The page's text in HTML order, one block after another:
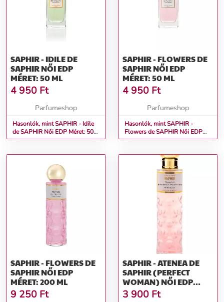
SAPHIR - IDILE DE
SAPHIR NŐI EDP
MÉRET: 50 ML
4 950 Ft
Parfumeshop
Hasonlók, mint SAPHIR - Idile
de SAPHIR Női EDP Méret: 50
ml
SAPHIR - FLOWERS DE
SAPHIR NŐI EDP
MÉRET: 50 ML
4 950 Ft
Parfumeshop
Hasonlók, mint SAPHIR -
Flowers de SAPHIR Női EDP
Méret: 50 ml
SAPHIR - FLOWERS DE
SAPHIR NŐI EDP
MÉRET: 200 ML
9 250 Ft
SAPHIR - ATENEA DE
SAPHIR (PERFECT
WOMAN) NŐI EDP
MÉRET: 30 ML
3 900 Ft